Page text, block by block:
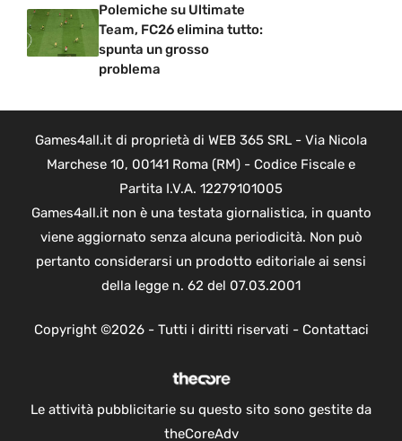
Polemiche su Ultimate
Team, FC26 elimina tutto:
spunta un grosso
problema
Games4all.it di proprietà di WEB 365 SRL - Via Nicola
Marchese 10, 00141 Roma (RM) - Codice Fiscale e
Partita I.V.A. 12279101005
Games4all.it non è una testata giornalistica, in quanto
viene aggiornato senza alcuna periodicità. Non può
pertanto considerarsi un prodotto editoriale ai sensi
della legge n. 62 del 07.03.2001
Copyright ©2026 - Tutti i diritti riservati - Contattaci
Le attività pubblicitarie su questo sito sono gestite da
theCoreAdv